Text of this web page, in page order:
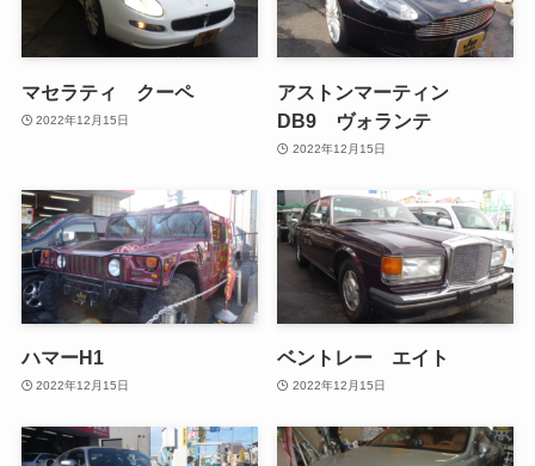
マセラティ クーペ
2022年12月15日
アストンマーティン
DB9 ヴォランテ
2022年12月15日
ハマーH1
2022年12月15日
ベントレー エイト
2022年12月15日